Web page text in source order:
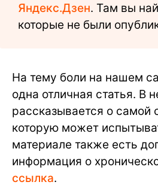
Яндекс.Дзен. Там вы
которые не были
На тему боли на нашем
одна отличная статья. В
рассказывается о самой
которую может
материале также есть
информация о
ссылка.